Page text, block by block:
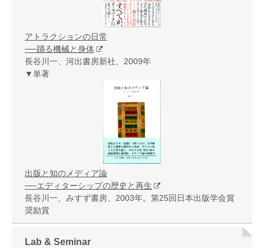
アトラクションの日常
──踊る機械と身体
長谷川一、河出書房新社、2009年
▼単著
出版と知のメディア論
──エディターシップの歴史と再生
長谷川一、みすず書房、2003年。第25回日本出版学会賞
奨励賞
Lab & Seminar